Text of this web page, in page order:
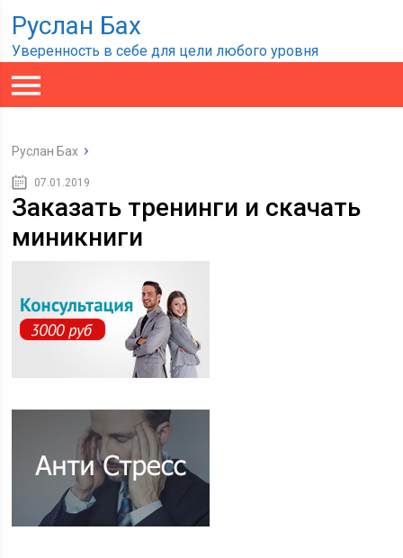
Руслан Бах
Уверенность в себе для цели любого уровня
Руслан Бах
07.01.2019
Заказать тренинги и скачать
миникниги